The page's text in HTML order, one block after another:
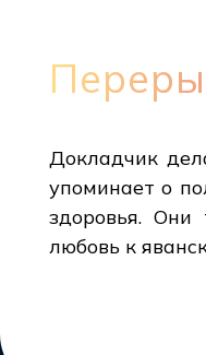
Докладчик
упоминает о
здоровья.
любовь к